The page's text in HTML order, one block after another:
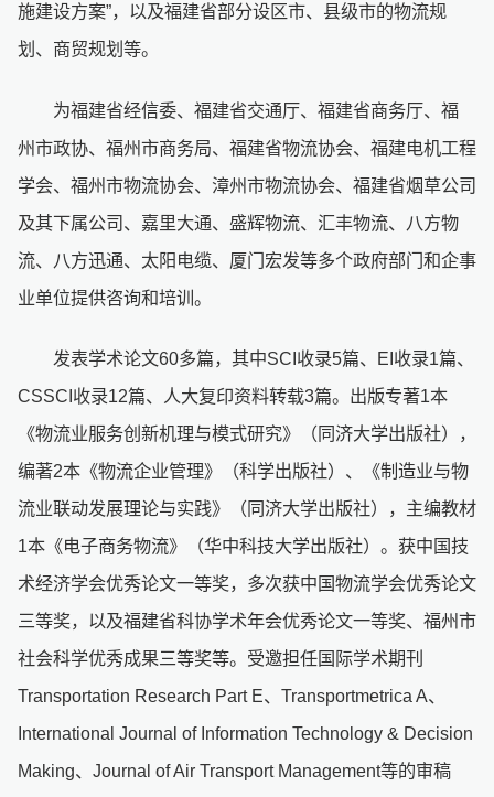
施建设方案”，以及福建省部分设区市、县级市的物流规
划、商贸规划等。
为福建省经信委、福建省交通厅、福建省商务厅、福
州市政协、福州市商务局、福建省物流协会、福建电机工程
学会、福州市物流协会、漳州市物流协会、福建省烟草公司
及其下属公司、嘉里大通、盛辉物流、汇丰物流、八方物
流、八方迅通、太阳电缆、厦门宏发等多个政府部门和企事
业单位提供咨询和培训。
发表学术论文60多篇，其中SCI收录5篇、EI收录1篇、
CSSCI收录12篇、人大复印资料转载3篇。出版专著1本
《物流业服务创新机理与模式研究》（同济大学出版社），
编著2本《物流企业管理》（科学出版社）、《制造业与物
流业联动发展理论与实践》（同济大学出版社），主编教材
1本《电子商务物流》（华中科技大学出版社）。获中国技
术经济学会优秀论文一等奖，多次获中国物流学会优秀论文
三等奖，以及福建省科协学术年会优秀论文一等奖、福州市
社会科学优秀成果三等奖等。受邀担任国际学术期刊
Transportation Research Part E、Transportmetrica A、
International Journal of Information Technology & Decision
Making、Journal of Air Transport Management等的审稿